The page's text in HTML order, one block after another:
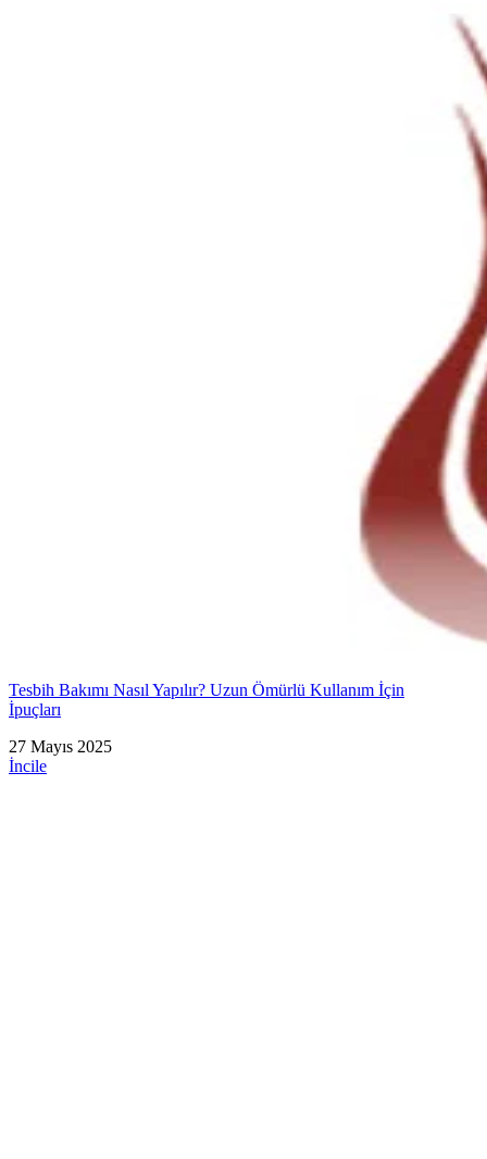
Tesbih Bakımı Nasıl Yapılır? Uzun Ömürlü Kullanım İçin
İpuçları
27 Mayıs 2025
İncile